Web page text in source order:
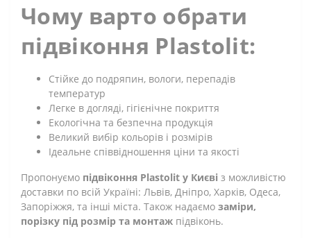
Чому варто обрати
підвіконня Plastolit:
Стійке до подряпин, вологи, перепадів
температур
Легке в догляді, гігієнічне покриття
Екологічна та безпечна продукція
Великий вибір кольорів і розмірів
Ідеальне співвідношення ціни та якості
Пропонуємо підвіконня Plastolit у Києві з можливістю
доставки по всій Україні: Львів, Дніпро, Харків, Одеса,
Запоріжжя, та інші міста. Також надаємо заміри,
порізку під розмір та монтаж підвіконь.